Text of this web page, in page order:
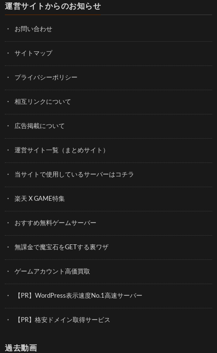
運営サイトからのお知らせ
お問い合わせ
サイトマップ
プライバシーポリシー
相互リンクについて
広告掲載について
運営サイト一覧（まとめサイト）
当サイトで使用しているサーバーはコチラ
楽天 X GAME特集
おすすめ無料ゲームサーバー
無課金で魔宝石をGETする裏ワザ
ゲームアカウント高価買取
【PR】WordPress表示速度No.1高速サーバー
【PR】格安ドメイン取得サービス
過去動画